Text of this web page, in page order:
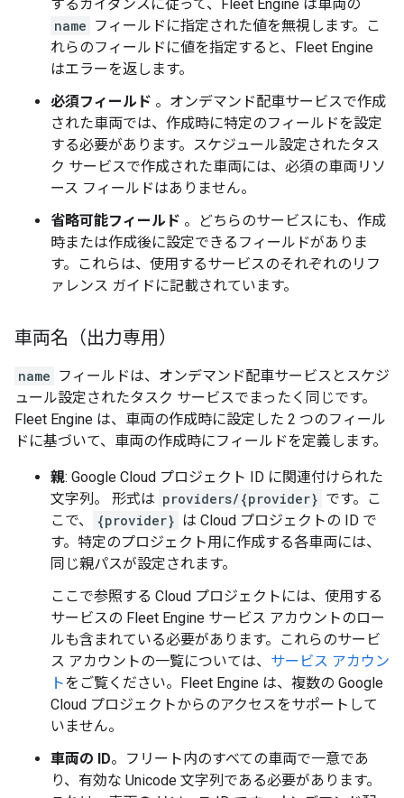
するガイダンスに従って、Fleet Engine は車両の
name フィールドに指定された値を無視します。こ
れらのフィールドに値を指定すると、Fleet Engine
はエラーを返します。
必須フィールド 。オンデマンド配車サービスで作成
された車両では、作成時に特定のフィールドを設定
する必要があります。スケジュール設定されたタス
ク サービスで作成された車両には、必須の車両リソ
ース フィールドはありません。
省略可能フィールド 。どちらのサービスにも、作成
時または作成後に設定できるフィールドがありま
す。これらは、使用するサービスのそれぞれのリフ
ァレンス ガイドに記載されています。
車両名（出力専用）
name フィールドは、オンデマンド配車サービスとスケジ
ュール設定されたタスク サービスでまったく同じです。
Fleet Engine は、車両の作成時に設定した 2 つのフィール
ドに基づいて、車両の作成時にフィールドを定義します。
親: Google Cloud プロジェクト ID に関連付けられた
文字列。 形式は providers/{provider} です。こ
こで、
{provider} は Cloud プロジェクトの ID で
す。特定のプロジェクト用に作成する各車両には、
同じ親パスが設定されます。
ここで参照する Cloud プロジェクトには、使用する
サービスの Fleet Engine サービス アカウントのロー
ルも含まれている必要があります。これらのサービ
ス アカウントの一覧については、 サービス アカウン
トをご覧ください。Fleet Engine は、複数の Google
Cloud プロジェクトからのアクセスをサポートして
いません。
車両の ID。フリート内のすべての車両で一意であ
り、有効な Unicode 文字列である必要があります。